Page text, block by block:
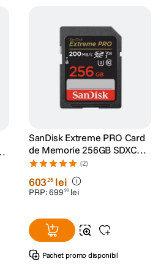
SanDisk Extreme PRO Card
de Memorie 256GB SDXC
UHS-I C10 U3 V30 + 2 Ani
RescuePRO Deluxe
(2)
60325 lei
PRP:699 90 lei
Pachet promo disponibil